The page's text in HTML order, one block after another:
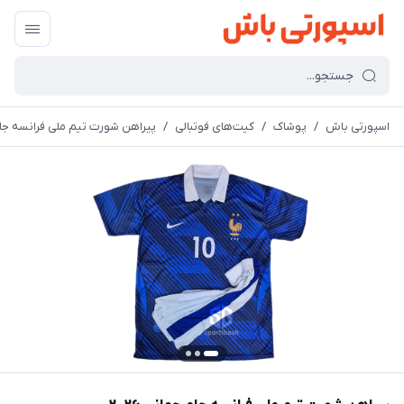
اسپورتی باش / پوشاک / کیت‌های فوتبالی / پیراهن شورت تیم ملی فرانسه جام